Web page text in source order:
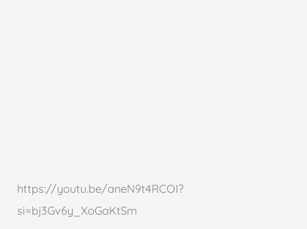
https://youtu.be/aneN9t4RCOI?
si=bj3Gv6y_XoGaKtSm